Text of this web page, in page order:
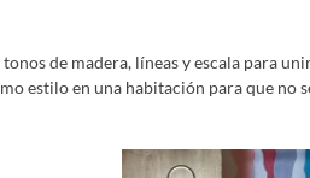
de madera, líneas y escala para
estilo en una habitación para que no